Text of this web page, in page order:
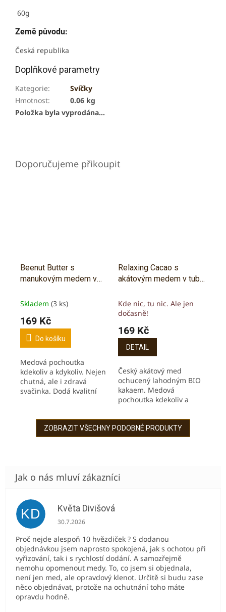
60g
Země původu:
Česká republika
Doplňkové parametry
Kategorie:
Svíčky
Hmotnost:
0.06 kg
Položka byla vyprodána…
Beenut Butter s
manukovým medem v
Skladem (3 ks)
169 Kč
Do košíku
Medová pochoutka
kdekoliv a kdykoliv. Nejen
chutná, ale i zdravá
svačinka. Dodá kvalitní
Relaxing Cacao s
akátovým medem v tubě
Kde nic, tu nic. Ale jen
dočasně!
169 Kč
DETAIL
Český akátový med
ochucený lahodným BIO
kakaem. Medová
pochoutka kdekoliv a
ale i zdravá svačinka.
Dodá kvalitní živiny a
energii.
ZOBRAZIT VŠECHNY PODOBNÉ PRODUKTY
KD Květa Divišová
Hodnocení obchodu je 5 z 5 hvězdiček.
30.7.2026
Proč nejde alespoň 10 hvězdiček ? S dodanou
objednávkou jsem naprosto spokojená, jak s ochotou při
vyřizování, tak i s rychlostí dodání. A samozřejmě
nemohu opomenout medy. To, co jsem si objednala,
není jen med, ale opravdový klenot. Určitě si budu zase
něco objednávat, protože na ochutnání toho máte
opravdu hodně.